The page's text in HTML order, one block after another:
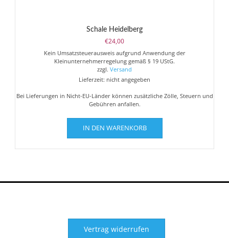
Schale Heidelberg
€24,00
Kein Umsatzsteuerausweis aufgrund Anwendung der
Kleinunternehmerregelung gemäß § 19 UStG.
zzgl. Versand
Lieferzeit: nicht angegeben
Bei Lieferungen in Nicht-EU-Länder können zusätzliche Zölle, Steuern und
Gebühren anfallen.
IN DEN WARENKORB
Vertrag widerrufen